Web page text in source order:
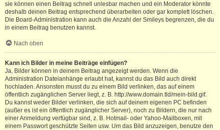
sie können einen Beitrag schnell unlesbar machen und ein Moderator könnte
deshalb deinen Beitrag entsprechend überarbeiten oder gar komplett löschen.
Die Board-Administration kann auch die Anzahl der Smileys begrenzen, die du
in einem Beitrag benutzen kannst.
Nach oben
Kann ich Bilder in meine Beiträge einfügen?
Ja, Bilder können in deinem Beitrag angezeigt werden. Wenn die
Administration Dateianhänge erlaubt hat, kannst du das Bild auch direkt
hochladen. Ansonsten musst du zu einem Bild verlinken, das auf einem
öffentlich zugänglichen Server liegt, z. B. http://www.domain.tld/mein-bild.gif.
Du kannst weder Bilder verlinken, die sich auf deinem eigenen PC befinden
(außer es ist ein öffentlich zugänglicher Server), noch zu Bildern, die nur nach
einer Anmeldung verfügbar sind, z. B. Hotmail- oder Yahoo-Mailboxen, mit
einem Passwort geschützte Seiten usw. Um das Bild anzuzeigen, benutze den